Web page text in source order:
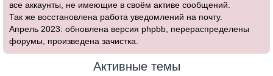
все аккаунты, не имеющие в своём активе сообщений.
Так же восстановлена работа уведомлений на почту.
Апрель 2023: обновлена версия phpbb, перераспределены
форумы, произведена зачистка.
Активные темы